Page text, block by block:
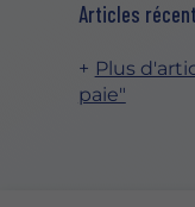
Articles
Plus
paie"